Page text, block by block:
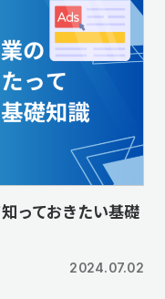
っておきたい基礎
2024.07.02